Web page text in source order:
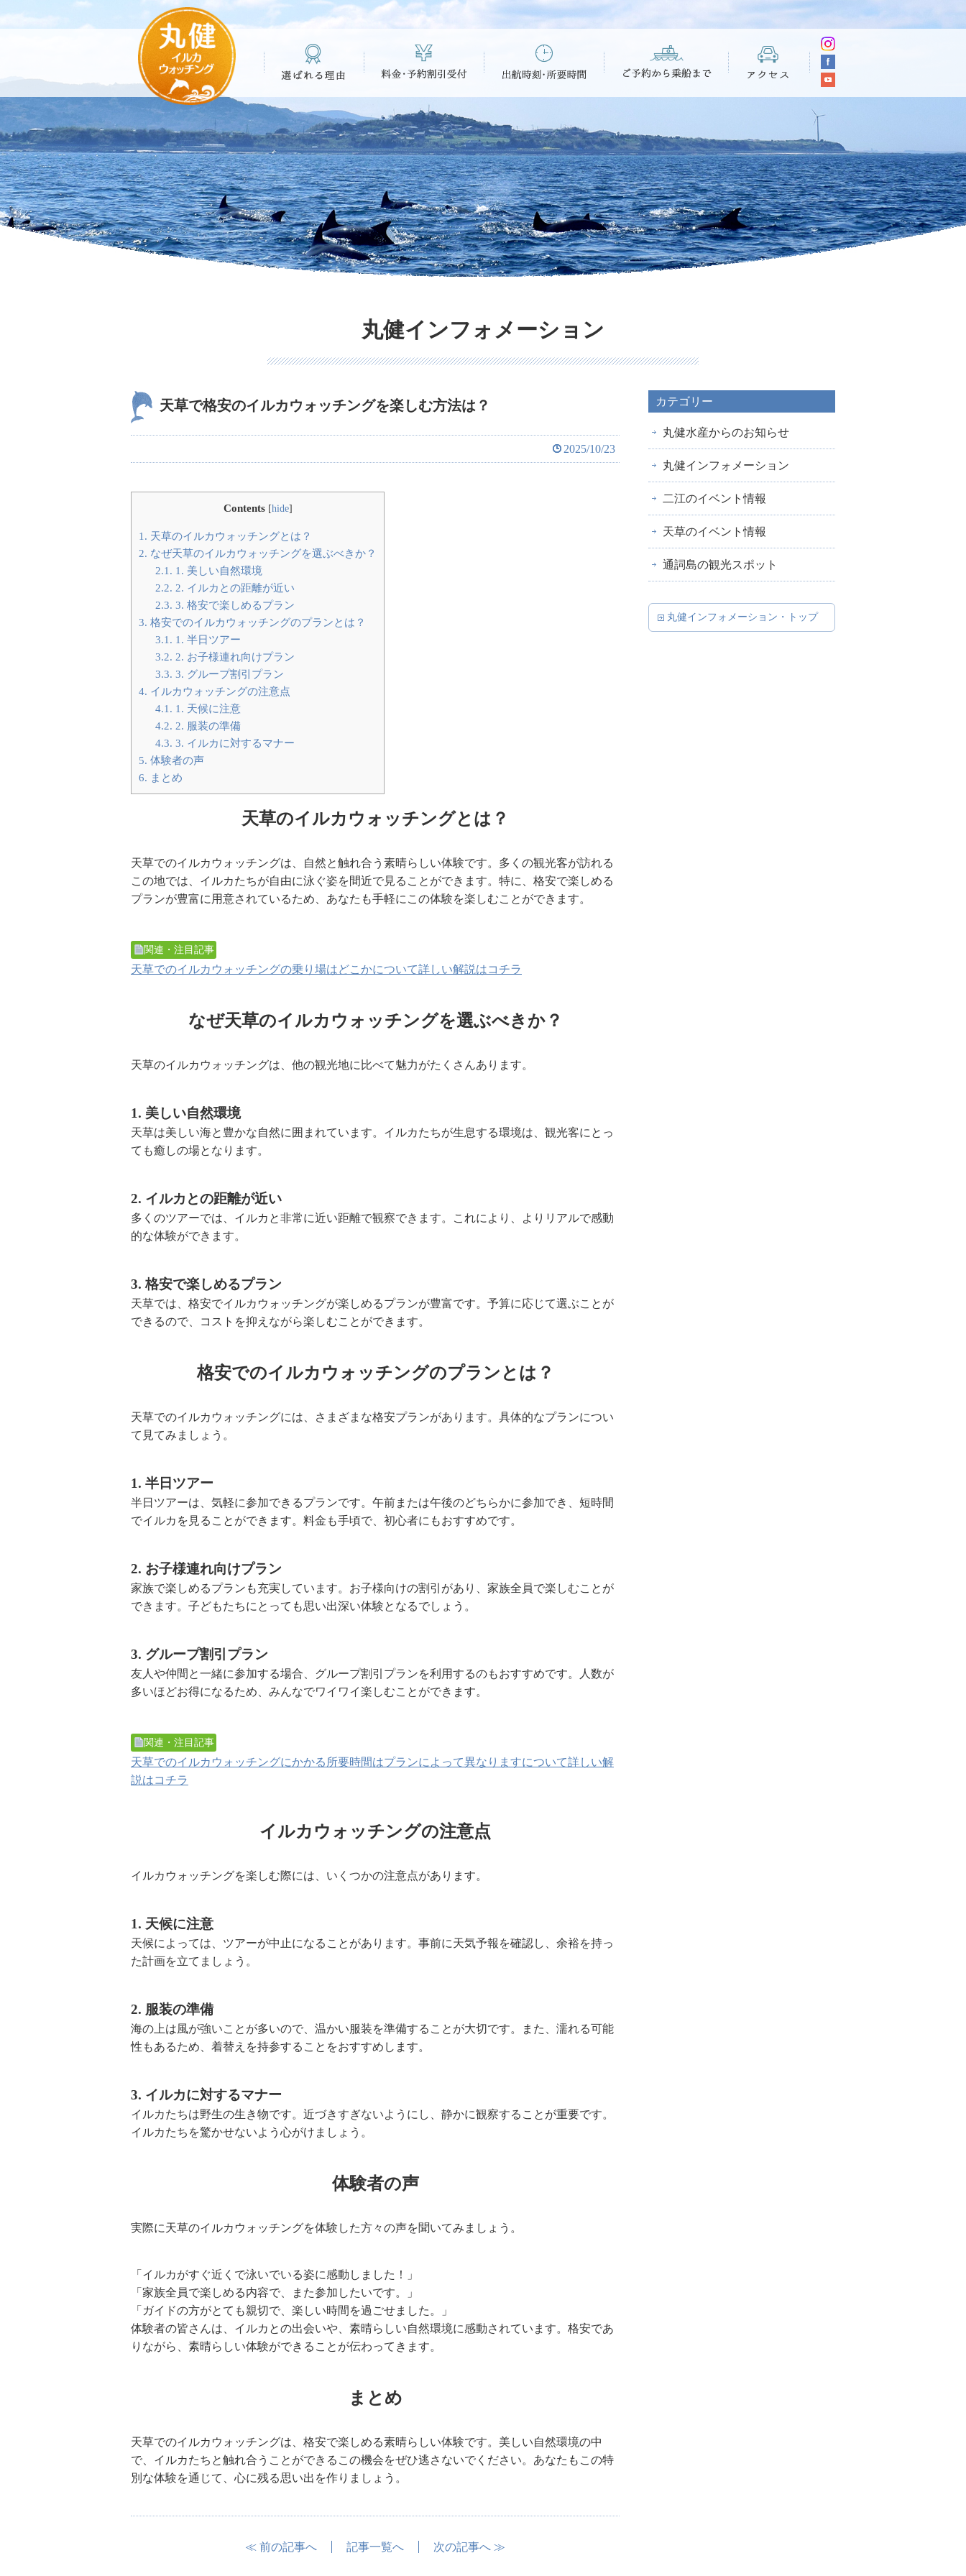
丸健インフォメーション
天草で格安のイルカウォッチングを楽しむ方法は？
2025/10/23
Contents [hide]
1. 天草のイルカウォッチングとは？
2. なぜ天草のイルカウォッチングを選ぶべきか？
2.1. 1. 美しい自然環境
2.2. 2. イルカとの距離が近い
2.3. 3. 格安で楽しめるプラン
3. 格安でのイルカウォッチングのプランとは？
3.1. 1. 半日ツアー
3.2. 2. お子様連れ向けプラン
3.3. 3. グループ割引プラン
4. イルカウォッチングの注意点
4.1. 1. 天候に注意
4.2. 2. 服装の準備
4.3. 3. イルカに対するマナー
5. 体験者の声
6. まとめ
天草のイルカウォッチングとは？
天草でのイルカウォッチングは、自然と触れ合う素晴らしい体験です。多くの観光客が訪れる
この地では、イルカたちが自由に泳ぐ姿を間近で見ることができます。特に、格安で楽しめる
プランが豊富に用意されているため、あなたも手軽にこの体験を楽しむことができます。
関連・注目記事
天草でのイルカウォッチングの乗り場はどこかについて詳しい解説はコチラ
なぜ天草のイルカウォッチングを選ぶべきか？
天草のイルカウォッチングは、他の観光地に比べて魅力がたくさんあります。
1. 美しい自然環境
天草は美しい海と豊かな自然に囲まれています。イルカたちが生息する環境は、観光客にとっ
ても癒しの場となります。
2. イルカとの距離が近い
多くのツアーでは、イルカと非常に近い距離で観察できます。これにより、よりリアルで感動
的な体験ができます。
3. 格安で楽しめるプラン
天草では、格安でイルカウォッチングが楽しめるプランが豊富です。予算に応じて選ぶことが
できるので、コストを抑えながら楽しむことができます。
格安でのイルカウォッチングのプランとは？
天草でのイルカウォッチングには、さまざまな格安プランがあります。具体的なプランについ
て見てみましょう。
1. 半日ツアー
半日ツアーは、気軽に参加できるプランです。午前または午後のどちらかに参加でき、短時間
でイルカを見ることができます。料金も手頃で、初心者にもおすすめです。
2. お子様連れ向けプラン
家族で楽しめるプランも充実しています。お子様向けの割引があり、家族全員で楽しむことが
できます。子どもたちにとっても思い出深い体験となるでしょう。
3. グループ割引プラン
友人や仲間と一緒に参加する場合、グループ割引プランを利用するのもおすすめです。人数が
多いほどお得になるため、みんなでワイワイ楽しむことができます。
関連・注目記事
天草でのイルカウォッチングにかかる所要時間はプランによって異なりますについて詳しい解
説はコチラ
イルカウォッチングの注意点
イルカウォッチングを楽しむ際には、いくつかの注意点があります。
1. 天候に注意
天候によっては、ツアーが中止になることがあります。事前に天気予報を確認し、余裕を持っ
た計画を立てましょう。
2. 服装の準備
海の上は風が強いことが多いので、温かい服装を準備することが大切です。また、濡れる可能
性もあるため、着替えを持参することをおすすめします。
3. イルカに対するマナー
イルカたちは野生の生き物です。近づきすぎないようにし、静かに観察することが重要です。
イルカたちを驚かせないよう心がけましょう。
体験者の声
実際に天草のイルカウォッチングを体験した方々の声を聞いてみましょう。
「イルカがすぐ近くで泳いでいる姿に感動しました！」
「家族全員で楽しめる内容で、また参加したいです。」
「ガイドの方がとても親切で、楽しい時間を過ごせました。」
体験者の皆さんは、イルカとの出会いや、素晴らしい自然環境に感動されています。格安であ
りながら、素晴らしい体験ができることが伝わってきます。
まとめ
天草でのイルカウォッチングは、格安で楽しめる素晴らしい体験です。美しい自然環境の中
で、イルカたちと触れ合うことができるこの機会をぜひ逃さないでください。あなたもこの特
別な体験を通じて、心に残る思い出を作りましょう。
≪ 前の記事へ 記事一覧へ 次の記事へ ≫
カテゴリー
丸健水産からのお知らせ
丸健インフォメーション
二江のイベント情報
天草のイベント情報
通詞島の観光スポット
丸健インフォメーション・トップ